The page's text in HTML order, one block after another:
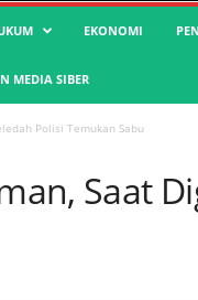
EKONOMI
MEDIA SIBER
Polisi Temukan Sabu
Saat